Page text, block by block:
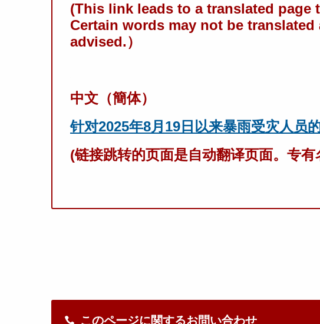
(This link leads to a translated page
Certain words may not be
advised.）
中文（簡体）
针对2025年8月19日以来暴雨受灾人员
(链接跳转的页面是自动翻译页面。专
このページに関するお問い合わせ